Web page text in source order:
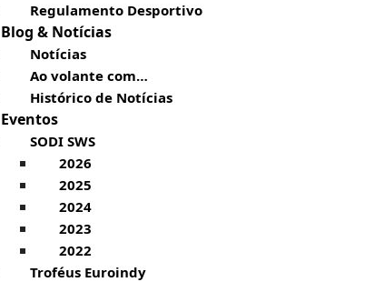
Regulamento Desportivo
Blog & Notícias
Notícias
Ao volante com…
Histórico de Notícias
Eventos
SODI SWS
2026
2025
2024
2023
2022
Troféus Euroindy